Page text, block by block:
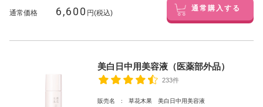
通常価格 6,600 円(税込) 通常購入する
美白日中用美容液（医薬部外品）
233件
販売名 : 草花木果 美白日中用美容液